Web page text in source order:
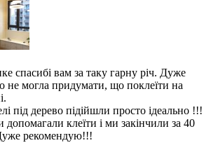
спасибі вам за таку гарну річ. Дуже
не могла придумати, що поклеїти на
під дерево підійшли просто ідеально !!!
допомагали клеїти і ми закінчили за 40
рекомендую!!!